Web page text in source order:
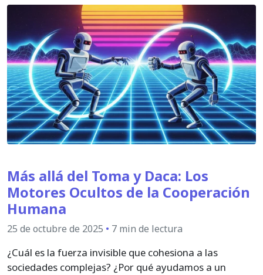
Más allá del Toma y Daca: Los
Motores Ocultos de la Cooperación
Humana
25 de octubre de 2025 • 7 min de lectura
¿Cuál es la fuerza invisible que cohesiona a las
sociedades complejas? ¿Por qué ayudamos a un